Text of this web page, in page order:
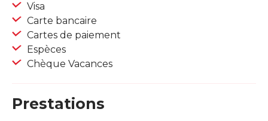
Visa
Carte bancaire
Cartes de paiement
Espèces
Chèque Vacances
Prestations